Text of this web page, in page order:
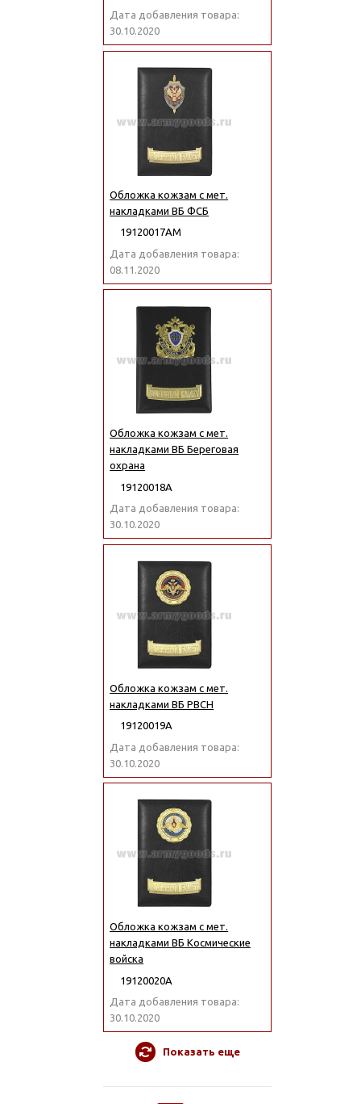
Дата добавления товара:
30.10.2020
Обложка кожзам с мет.
накладками ВБ ФСБ
19120017АМ
Дата добавления товара:
08.11.2020
Обложка кожзам с мет.
накладками ВБ Береговая
охрана
19120018А
Дата добавления товара:
30.10.2020
Обложка кожзам с мет.
накладками ВБ РВСН
19120019А
Дата добавления товара:
30.10.2020
Обложка кожзам с мет.
накладками ВБ Космические
войска
19120020А
Дата добавления товара:
30.10.2020
Показать еще